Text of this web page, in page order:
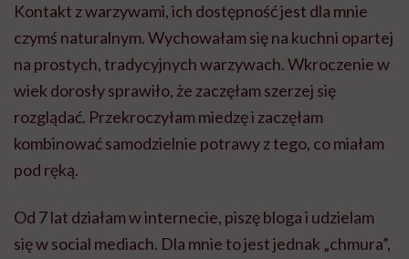
Kontakt z warzywami, ich dostępność jest dla mnie
czymś naturalnym. Wychowałam się na kuchni opartej
na prostych, tradycyjnych warzywach. Wkroczenie w
wiek dorosły sprawiło, że zaczęłam szerzej się
rozglądać. Przekroczyłam miedzę i zaczęłam
kombinować samodzielnie potrawy z tego, co miałam
pod ręką.
Od 7 lat działam w internecie, piszę bloga i udzielam
się w social mediach. Dla mnie to jest jednak „chmura”,